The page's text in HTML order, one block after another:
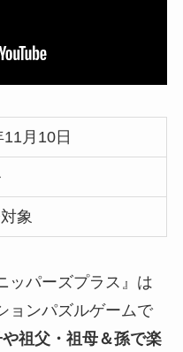
月10日
象
ッパーズプラス』は
ョンパズルゲームで
祖父・祖母＆孫で楽